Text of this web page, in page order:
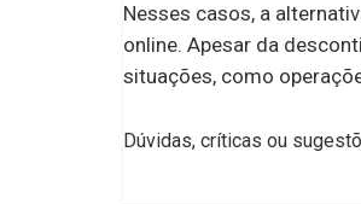
Nesses casos, a
online. Apesar da
situações, como
Dúvidas, críticas ou